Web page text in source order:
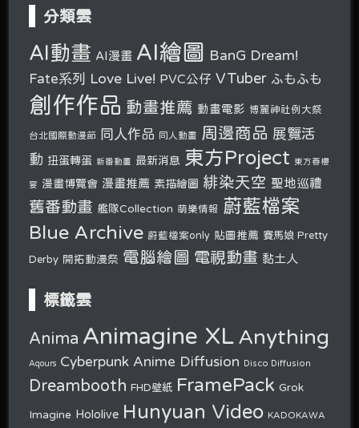
分類雲
AI動畫 AI漫畫 AI繪圖 BanG Dream!
Fate系列
Love Live! PVC公仔 VTuber ふもふも
創作作品 動畫推薦 動畫電影 博麗神社例大祭
台北國際動漫節 同人作品 同人動畫 周邊商品 展覽活
動 扭蛋轉蛋 新番動畫 最新消息 東方Project 東方春櫻
宴 漫畫博覽會 漫畫推薦 素描繪圖 緋染天空 聖地巡禮
舊番動畫 艦隊Collection 萌樂情報 蔚藍檔案
Blue Archive 蔚藍檔案only 貼圖推薦 賽馬娘 Pretty
Derby 開拓動漫祭 電腦繪圖 電視動畫 黏土人
標籤雲
Anima Animagine XL Anything
Aqours Cyberpunk Anime Diffusion Disco Diffusion
Dreambooth FHD壁紙 FramePack Grok
Imagine Hololive Hunyuan Video KADOKAWA